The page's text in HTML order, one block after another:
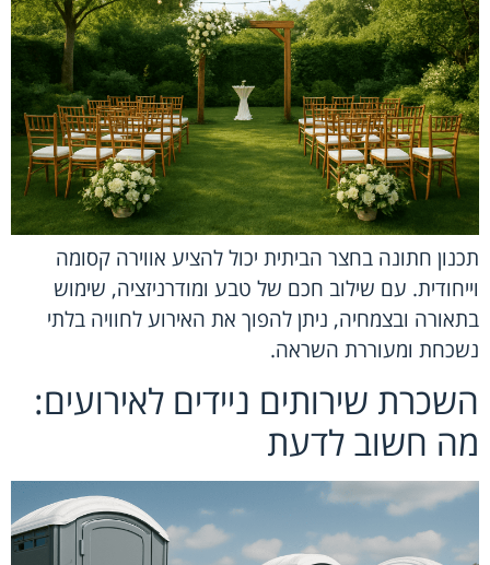
תכנון חתונה בחצר הביתית יכול להציע אווירה קסומה
וייחודית. עם שילוב חכם של טבע ומודרניזציה, שימוש
בתאורה ובצמחיה, ניתן להפוך את האירוע לחוויה בלתי
נשכחת ומעוררת השראה.
השכרת שירותים ניידים לאירועים:
מה חשוב לדעת